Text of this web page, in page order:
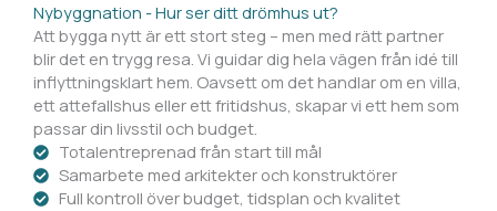
Nybyggnation - Hur ser ditt drömhus ut?
Att bygga nytt är ett stort steg – men med rätt partner
blir det en trygg resa. Vi guidar dig hela vägen från idé till
inflyttningsklart hem. Oavsett om det handlar om en villa,
ett attefallshus eller ett fritidshus, skapar vi ett hem som
passar din livsstil och budget.
Totalentreprenad från start till mål
Samarbete med arkitekter och konstruktörer
Full kontroll över budget, tidsplan och kvalitet